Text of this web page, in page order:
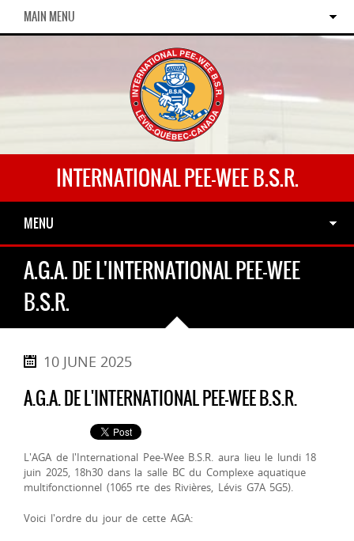
MAIN MENU
INTERNATIONAL PEE-WEE B.S.R.
MENU
A.G.A. DE L'INTERNATIONAL PEE-WEE
B.S.R.
10 JUNE 2025
A.G.A. DE L'INTERNATIONAL PEE-WEE B.S.R.
L'AGA de l'International Pee-Wee B.S.R. aura lieu le lundi 18
juin 2025, 18h30 dans la salle BC du Complexe aquatique
multifonctionnel (1065 rte des Rivières, Lévis G7A 5G5).
Voici l'ordre du jour de cette AGA: